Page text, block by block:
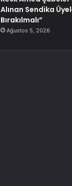
Alınan Sendika
Bırakılmalı”
Ağustos 5, 2026